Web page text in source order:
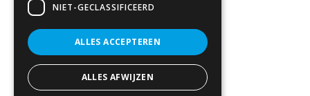
NIET-GECLASSIFICEERD
ALLES ACCEPTEREN
ALLES AFWIJZEN